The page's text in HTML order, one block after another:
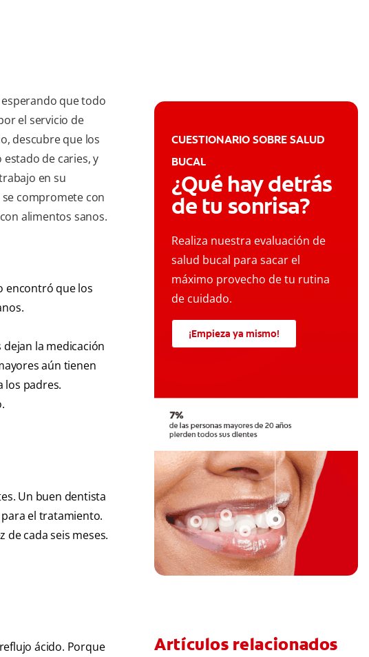
que todo
el servicio de
descubre que los
de caries, y
en su
compromete con
alimentos sanos.
encontró que los
la medicación
aún tienen
los padres.
Un buen dentista
el tratamiento.
cada seis meses.
ácido. Porque
CUESTIONARIO SOBRE SALUD
BUCAL
¿Qué hay detrás
de tu sonrisa?
Realiza nuestra evaluación de
salud bucal para sacar el
máximo provecho de tu rutina
de cuidado.
¡Empieza ya mismo!
Artículos relacionados